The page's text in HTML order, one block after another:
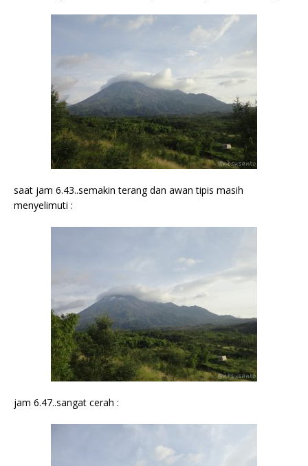
saat jam 6.43..semakin terang dan awan tipis masih
menyelimuti :
jam 6.47..sangat cerah :